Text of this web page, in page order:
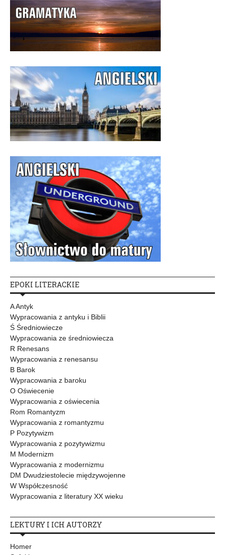
EPOKI LITERACKIE
A Antyk
Wypracowania z antyku i Biblii
Ś Średniowiecze
Wypracowania ze średniowiecza
R Renesans
Wypracowania z renesansu
B Barok
Wypracowania z baroku
O Oświecenie
Wypracowania z oświecenia
Rom Romantyzm
Wypracowania z romantyzmu
P Pozytywizm
Wypracowania z pozytywizmu
M Modernizm
Wypracowania z modernizmu
DM Dwudziestolecie międzywojenne
W Współczesność
Wypracowania z literatury XX wieku
LEKTURY I ICH AUTORZY
Homer